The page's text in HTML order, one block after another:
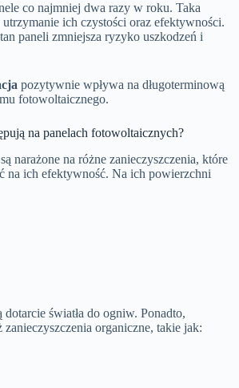
co najmniej dwa razy w roku. Taka
ich czystości oraz efektywności.
paneli zmniejsza ryzyko uszkodzeń i
pozytywnie wpływa na długoterminową
fotowoltaicznego.
na panelach fotowoltaicznych?
są narażone na różne zanieczyszczenia, które
na ich efektywność. Na ich powierzchni
dotarcie światła do ogniw. Ponadto,
zanieczyszczenia organiczne, takie jak: